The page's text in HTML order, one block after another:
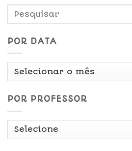
POR DATA
Por
POR PROFESSOR